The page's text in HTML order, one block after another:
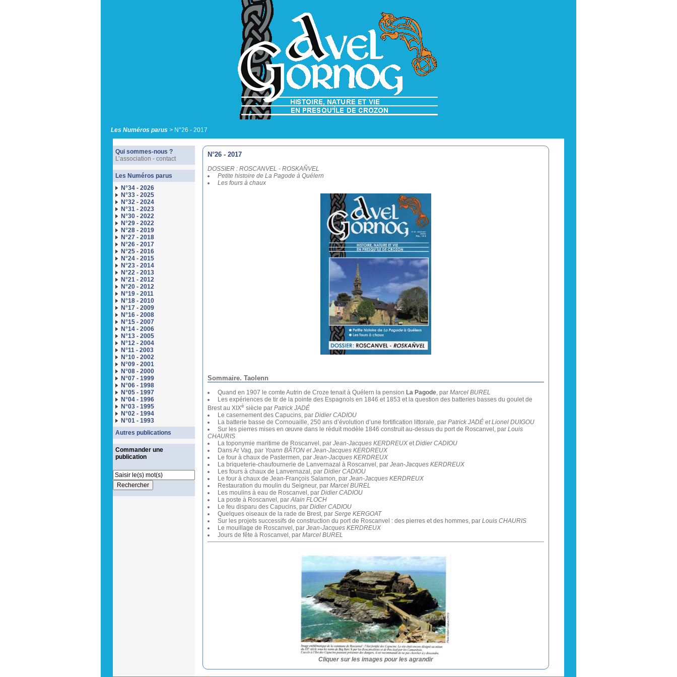
Les Numéros parus > N°26 - 2017
Qui sommes-nous ?
L’association - contact
Les Numéros parus
N°34 - 2026
N°33 - 2025
N°32 - 2024
N°31 - 2023
N°30 - 2022
N°29 - 2022
N°28 - 2019
N°27 - 2018
N°26 - 2017
N°25 - 2016
N°24 - 2015
N°23 - 2014
N°22 - 2013
N°21 - 2012
N°20 - 2012
N°19 - 2011
N°18 - 2010
N°17 - 2009
N°16 - 2008
N°15 - 2007
N°14 - 2006
N°13 - 2005
N°12 - 2004
N°11 - 2003
N°10 - 2002
N°09 - 2001
N°08 - 2000
N°07 - 1999
N°06 - 1998
N°05 - 1997
N°04 - 1996
N°03 - 1995
N°02 - 1994
N°01 - 1993
Autres publications
Commander une
publication
N°26 - 2017
DOSSIER : ROSCANVEL - ROSKAÑVEL
Petite histoire de La Pagode à Quélern
Les fours à chaux
Sommaire. Taolenn
Quand en 1907 le comte Autrin de Croze tenait à Quélern la pension La Pagode, par Marcel BUREL
Les expériences de tir de la pointe des Espagnols en 1846 et 1853 et la question des batteries basses du goulet de
Brest au XIXè siècle par Patrick JADÉ
Le casernement des Capucins, par Didier CADIOU
La batterie basse de Cornouaille, 250 ans d’évolution d’une fortification littorale, par Patrick JADÉ et Lionel DUIGOU
Sur les pierres mises en œuvre dans le réduit modèle 1846 construit au-dessus du port de Roscanvel, par Louis
CHAURIS
La toponymie maritime de Roscanvel, par Jean-Jacques KERDREUX etDidier CADIOU
Dans Ar Vag, par Yoann BÂTON et Jean-Jacques KERDREUX
Le four à chaux de Pastermen, par Jean-Jacques KERDREUX
La briqueterie-chaufournerie de Lanvernazal à Roscanvel, par Jean-Jacques KERDREUX
Les fours à chaux de Lanvernazal, par Didier CADIOU
Le four à chaux de Jean-François Salamon, par Jean-Jacques KERDREUX
Restauration du moulin du Seigneur, par Marcel BUREL
Les moulins à eau de Roscanvel, par Didier CADIOU
La poste à Roscanvel, parAlain FLOCH
Le feu disparu des Capucins, par Didier CADIOU
Quelques oiseaux de la rade de Brest, par Serge KERGOAT
Sur les projets successifs de construction du port de Roscanvel : des pierres et des hommes, par Louis CHAURIS
Le mouillage de Roscanvel, par Jean-Jacques KERDREUX
Jours de fête à Roscanvel, par Marcel BUREL
Cliquer sur les images pour les agrandir